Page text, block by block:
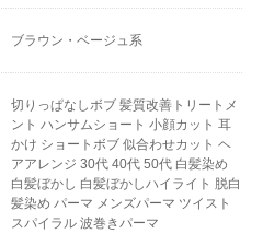
ブラウン・ベージュ系
切りっぱなしボブ 髪質改善トリートメ
ント ハンサムショート 小顔カット 耳
かけ ショートボブ 似合わせカット ヘ
アアレンジ 30代 40代 50代 白髪染め
白髪ぼかし 白髪ぼかしハイライト 脱白
髪染め パーマ メンズパーマ ツイスト
スパイラル 波巻きパーマ